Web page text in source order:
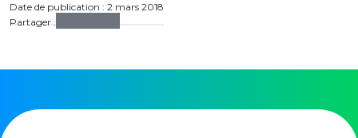
Date de publication : 2 mars 2018
Partager :